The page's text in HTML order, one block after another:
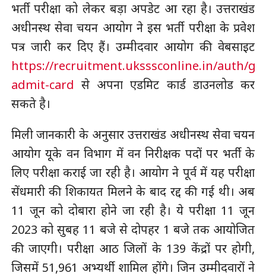
भर्ती परीक्षा को लेकर बड़ा अपडेट आ रहा है। उत्तराखंड
अधीनस्थ सेवा चयन आयोग ने इस भर्ती परीक्षा के प्रवेश
पत्र जारी कर दिए हैं। उम्मीदवार आयोग की वेबसाइट
https://recruitment.uksssconline.in/auth/
admit-card से अपना एडमिट कार्ड डाउनलोड कर
सकते है।
मिली जानकारी के अनुसार उत्तराखंड अधीनस्थ सेवा चयन
आयोग यूके वन विभाग में वन निरीक्षक पदों पर भर्ती के
लिए परीक्षा कराई जा रही है। आयोग ने पूर्व में यह परीक्षा
सेंधमारी की शिकायत मिलने के बाद रद्द की गई थी। अब
11 जून को दोबारा होने जा रही है। ये परीक्षा 11 जून
2023 को सुबह 11 बजे से दोपहर 1 बजे तक आयोजित
की जाएगी। परीक्षा आठ जिलों के 139 केंद्रों पर होगी,
जिसमें 51,961 अभ्यर्थी शामिल होंगे। जिन उम्मीदवारों ने